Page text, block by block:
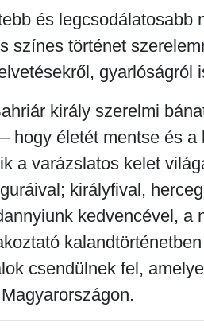
és legcsodálatosabb
színes történet
gyarlóságról
király szerelmi
hogy életét mentse és
a varázslatos kelet
királyfival,
kedvencével, a
csendülnek fel,